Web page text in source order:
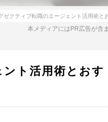
本メディアにはPR広告が含
ト活用術とおす